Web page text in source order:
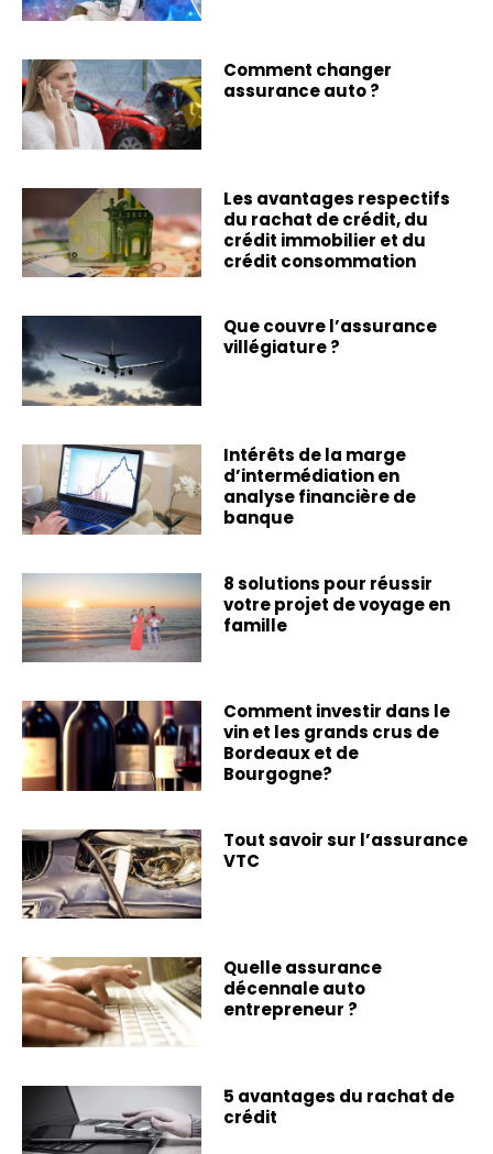
Comment changer
assurance auto ?
Les avantages respectifs
du rachat de crédit, du
crédit immobilier et du
crédit consommation
Que couvre l’assurance
villégiature ?
Intérêts de la marge
d’intermédiation en
analyse financière de
banque
8 solutions pour réussir
votre projet de voyage en
famille
Comment investir dans le
vin et les grands crus de
Bordeaux et de
Bourgogne?
Tout savoir sur l’assurance
VTC
Quelle assurance
décennale auto
entrepreneur ?
5 avantages du rachat de
crédit